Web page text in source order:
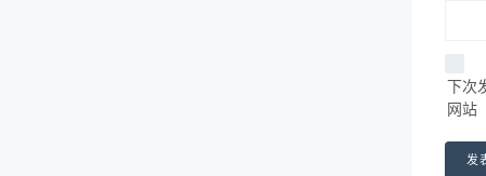
下次
网站